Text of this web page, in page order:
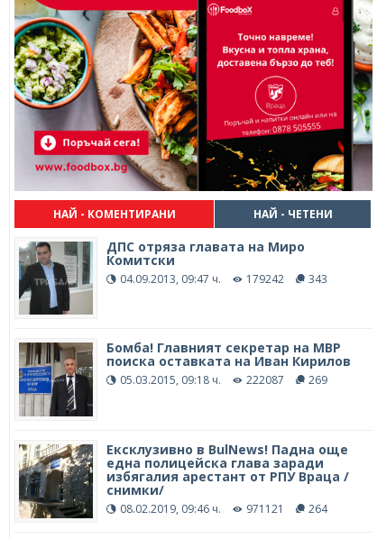
НАЙ - КОМЕНТИРАНИ НАЙ - ЧЕТЕНИ
ДПС отряза главата на Миро
Комитски
04.09.2013, 09:47 ч. 179242 343
Бомба! Главният секретар на МВР
поиска оставката на Иван Кирилов
05.03.2015, 09:18 ч. 222087 269
Ексклузивно в BulNews! Падна още
една полицейска глава заради
избягалия арестант от РПУ Враца /
снимки/
08.02.2019, 09:46 ч. 971121 264